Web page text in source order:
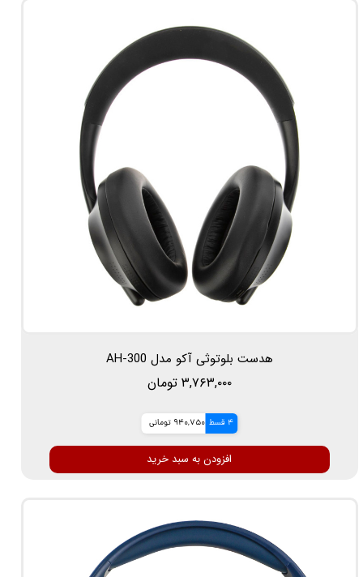
هدست بلوتوثی آکو مدل AH-300
۳,۷۶۳,۰۰۰ تومان
4 قسط 940,750 تومانی
افزودن به سبد خرید